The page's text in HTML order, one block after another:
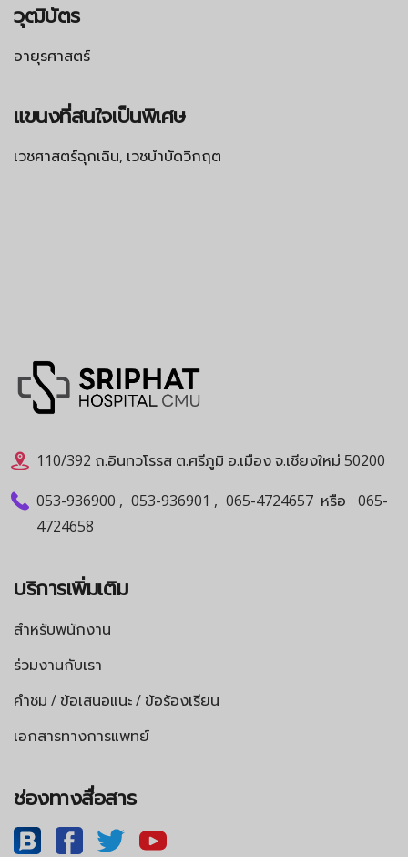
วุฒิบัตร
อายุรศาสตร์
แขนงที่สนใจเป็นพิเศษ
เวชศาสตร์ฉุกเฉิน, เวชบำบัดวิกฤต
110/392 ถ.อินทวโรรส ต.ศรีภูมิ อ.เมือง จ.เชียงใหม่ 50200
053-936900 , 053-936901 , 065-4724657 หรือ
065-
4724658
บริการเพิ่มเติม
สำหรับพนักงาน
ร่วมงานกับเรา
คำชม / ข้อเสนอแนะ / ข้อร้องเรียน
เอกสารทางการแพทย์
ช่องทางสื่อสาร